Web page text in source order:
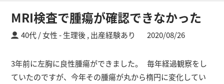
MRI検査で腫瘍が確認できなかった
40代 / 女性 生理後 , 出産経験あり 2020/08/26
3年前に左胸に良性腫瘍ができました。 毎年経過観察をし
ていたのですが、今年その腫瘍が丸から楕円に変化してい